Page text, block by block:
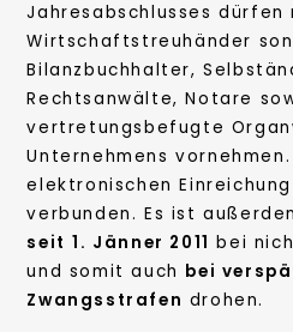
Jahresabschlusses dürfen
Wirtschaftstreuhänder
Bilanzbuchhalter,
Rechtsanwälte, Notare
vertretungsbefugte
Unternehmens
elektronischen
verbunden. Es ist
seit 1. Jänner 2011 bei
und somit auch bei
Zwangsstrafen drohen.